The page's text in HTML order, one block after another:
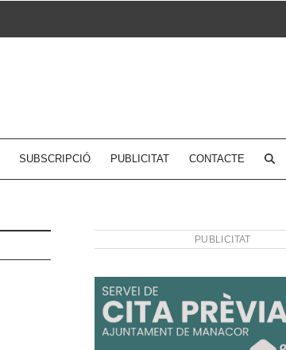
SUBSCRIPCIÓ PUBLICITAT CONTACTE
PUBLICITAT